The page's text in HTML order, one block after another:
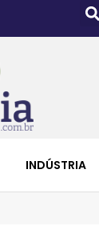
INDÚSTRIA